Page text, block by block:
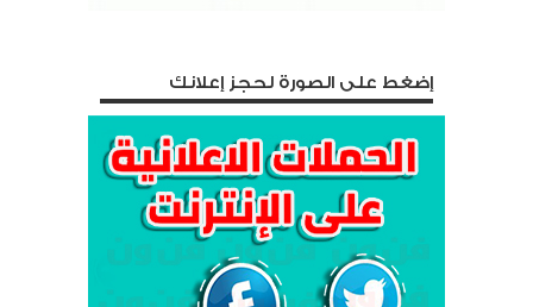
إضغط على الصورة لحجز إعلانك